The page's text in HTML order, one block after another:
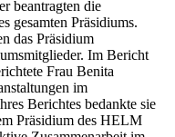
beantragten die
gesamten Präsidiums.
das Präsidium
Im Bericht
Frau Benita
im
Berichtes bedankte sie
Präsidium des HELM